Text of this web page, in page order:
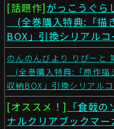
[話題作]がっこうぐら
(全巻購入特典:「描
BOX」引換シリアル
のんのんびより りぴーと
(全巻購入特典:「原作描
収納BOX」引換シリアル
[オススメ！] 「食戟
ナルクリアブックマー